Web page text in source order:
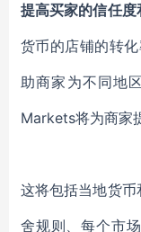
提高买家的信任度
货币的店铺的转化
助商家 为不同地区
Markets将为商家
这将包括当地货币
舍规则、每个市